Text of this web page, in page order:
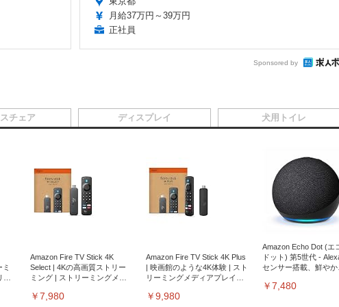
月給37万円～39万円
正社員
Sponsored by
ー
Amazon Fire TV Stick 4K
Select | 4Kの高画質ストリー
ミング | ストリーミングメデ
￥7,980
Amazon Fire TV Stick 4K Plus
| 映画館のような4K体験 | スト
リーミングメディアプレイヤ
￥9,980
Amazon Echo Dot (エ
ドット) 第5世代 -
センサー搭載、鮮やか
￥7,480
チェア ディスプレイ 犬用トイレ